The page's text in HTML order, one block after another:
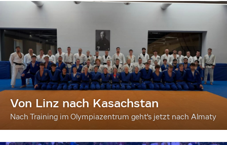
Von Linz nach Kasachstan
Nach Training im Olympiazentrum geht's jetzt nach Almaty